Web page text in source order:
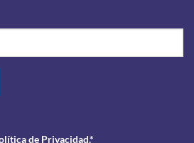
de Privacidad.*